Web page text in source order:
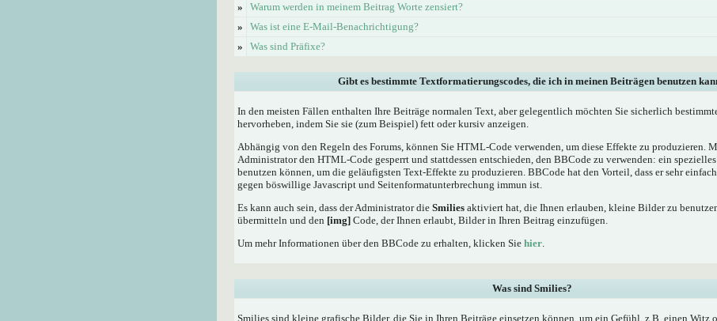
»
Warum werden in meinem Beitrag Worte zensiert?
»
Was ist eine E-Mail-Benachrichtigung?
»
Was sind Präfixe?
Gibt es bestimmte Textformatierungscodes, die ich in meinen Beiträgen benutzen
In den meisten Fällen enthalten Ihre Beiträge normalen Text, aber gelegentlich möchten Sie sicherlich
hervorheben, indem Sie sie (zum Beispiel) fett oder kursiv anzeigen.
Abhängig von den Regeln des Forums, können Sie HTML-Code verwenden, um diese Effekte zu produzieren.
Administrator den HTML-Code gesperrt und stattdessen entschieden, den BBCode zu verwenden: ein
benutzen können, um die geläufigsten Text-Effekte zu produzieren. BBCode hat den Vorteil, dass er sehr
gegen böswillige Javascript und Seitenformatunterbrechung immun ist.
Es kann auch sein, dass der Administrator die Smilies aktiviert hat, die Ihnen erlauben, kleine Bilder zu
übermitteln und den [img] Code, der Ihnen erlaubt, Bilder in Ihren Beitrag einzufügen.
Um mehr Informationen über den BBCode zu erhalten, klicken Sie hier.
Was sind Smilies?
Smilies sind kleine grafische Bilder, die Sie in Ihren Beiträge einsetzen können, um ein Gefühl, z.B. einen Witz